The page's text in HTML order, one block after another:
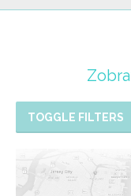
TOGGLE FILTERS